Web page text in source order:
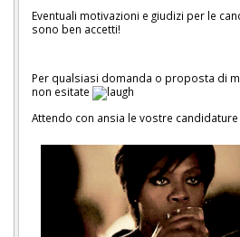
Eventuali motivazioni e giudizi per le
sono ben accetti!
Per qualsiasi domanda o proposta di
non esitate
Attendo con ansia le vostre candidature